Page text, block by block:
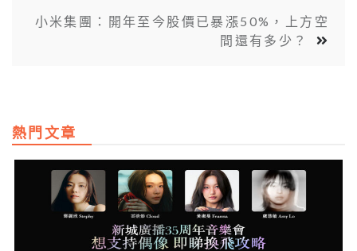
小米集團：開年至今股價已暴漲50%，上方空
間還有多少？
熱門文章